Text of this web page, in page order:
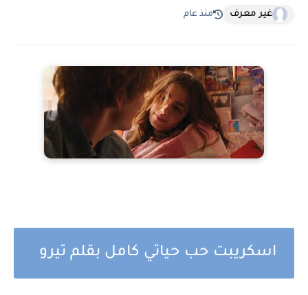
غير معرف منذ عام
اسكريبت حب حياتي كامل بقلم تيرو